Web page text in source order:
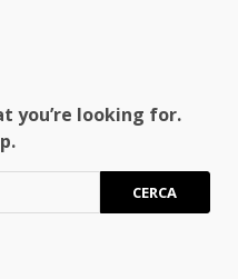
you’re looking for.